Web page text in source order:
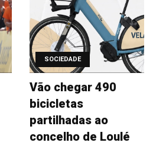
SOCIEDADE
Vão chegar 490
bicicletas
partilhadas ao
concelho de Loulé